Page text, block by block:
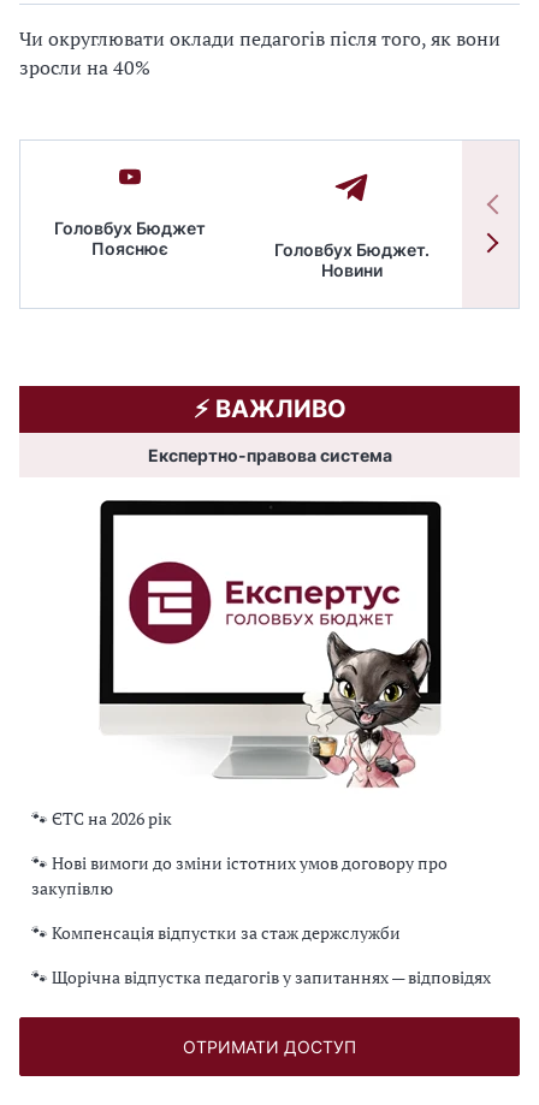
Чи округлювати оклади педагогів після того, як вони
зросли на 40%
Головбух Бюджет
Пояснює
Головбух Бюджет.
Новини
⚡️ ВАЖЛИВО
Експертно-правова система
🐾 ЄТС на 2026 рік
🐾 Нові вимоги до зміни істотних умов договору про
закупівлю
🐾 Компенсація відпустки за стаж держслужби
🐾 Щорічна відпустка педагогів у запитаннях — відповідях
ОТРИМАТИ ДОСТУП